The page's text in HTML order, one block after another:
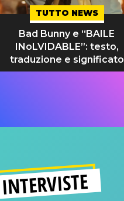
TUTTO NEWS
Bad Bunny e “BAILE
INoLVIDABLE”: testo,
traduzione e significato
INTERVISTE